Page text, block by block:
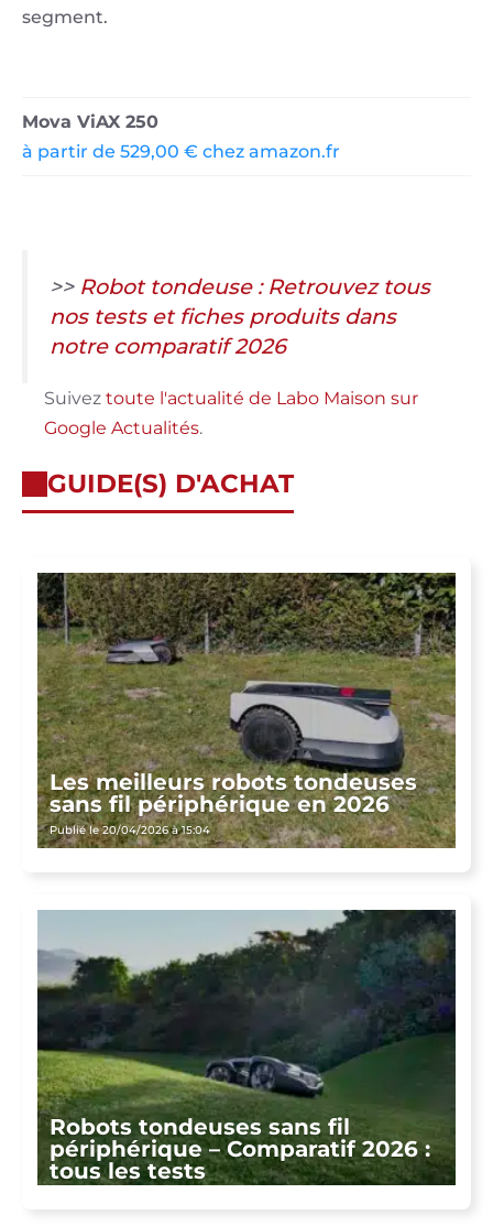
segment.
Mova ViAX 250
à partir de 529,00 € chez amazon.fr
>> Robot tondeuse : Retrouvez tous
nos tests et fiches produits dans
notre comparatif 2026
Suivez toute l'actualité de Labo Maison sur
Google Actualités.
GUIDE(S) D'ACHAT
Les meilleurs robots tondeuses
sans fil périphérique en 2026
Publié le 20/04/2026 à 15:04
Robots tondeuses sans fil
périphérique – Comparatif 2026 :
tous les tests